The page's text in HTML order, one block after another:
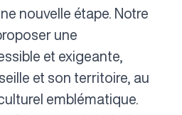
nouvelle étape. Notre
une
et exigeante,
et son territoire, au
emblématique.